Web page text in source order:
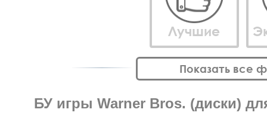
Лучшие
Показать все
БУ игры Warner Bros. (диски)